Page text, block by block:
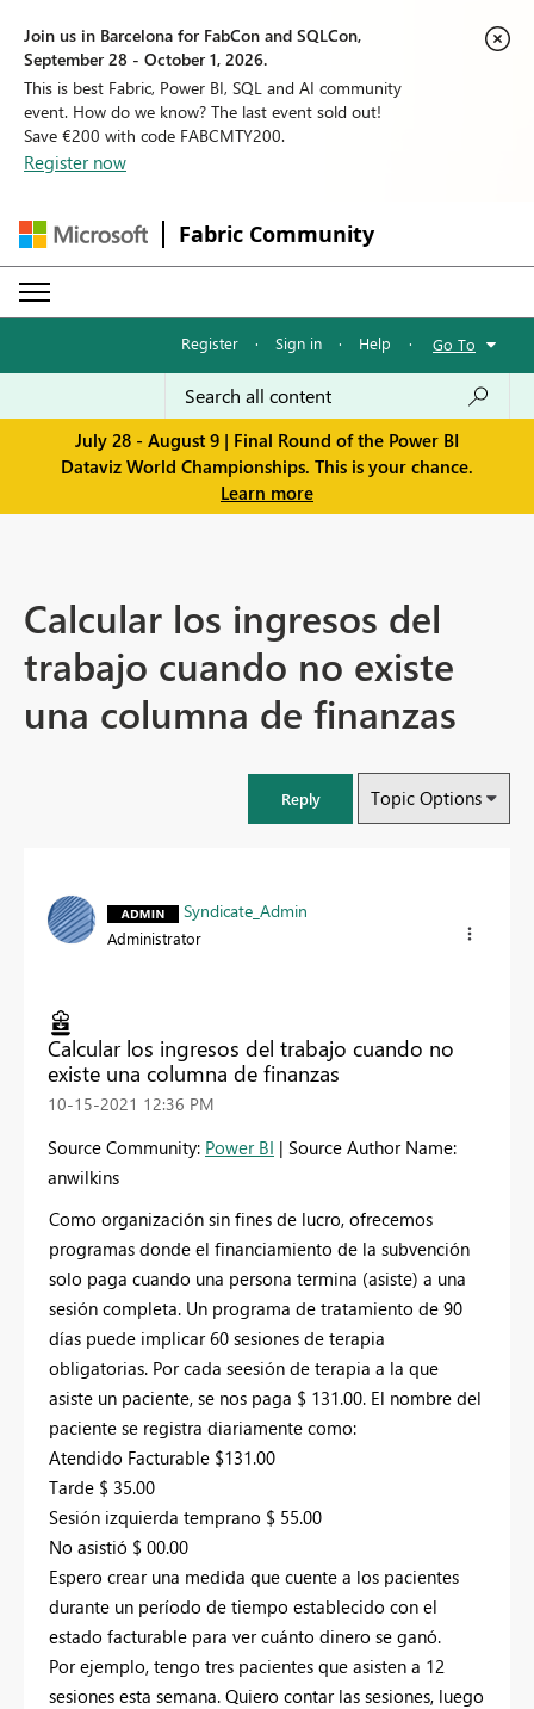
Join us in Barcelona for FabCon and SQLCon,
September 28 - October 1, 2026.
This is best Fabric, Power BI, SQL and AI community
event. How do we know? The last event sold out!
Save €200 with code FABCMTY200.
Register now
Fabric Community
Register · Sign in · Help · Go To
July 28 - August 9 | Final Round of the Power BI
Dataviz World Championships. This is your chance.
Learn more
Calcular los ingresos del
trabajo cuando no existe
una columna de finanzas
Reply Topic Options
Syndicate_Admin
Administrator
Calcular los ingresos del trabajo cuando no
existe una columna de finanzas
‎10-15-2021 12:36 PM
Source Community: Power BI | Source Author Name:
anwilkins
Como organización sin fines de lucro, ofrecemos
programas donde el financiamiento de la subvención
solo paga cuando una persona termina (asiste) a una
sesión completa. Un programa de tratamiento de 90
días puede implicar 60 sesiones de terapia
obligatorias. Por cada seesión de terapia a la que
asiste un paciente, se nos paga $ 131.00. El nombre del
paciente se registra diariamente como:
Atendido Facturable $131.00
Tarde $ 35.00
Sesión izquierda temprano $ 55.00
No asistió $ 00.00
Espero crear una medida que cuente a los pacientes
durante un período de tiempo establecido con el
estado facturable para ver cuánto dinero se ganó.
Por ejemplo, tengo tres pacientes que asisten a 12
sesiones esta semana. Quiero contar las sesiones, luego